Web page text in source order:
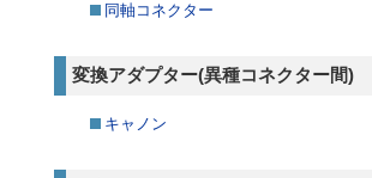
同軸コネクター
変換アダプター(異種コネクター間)
キャノン